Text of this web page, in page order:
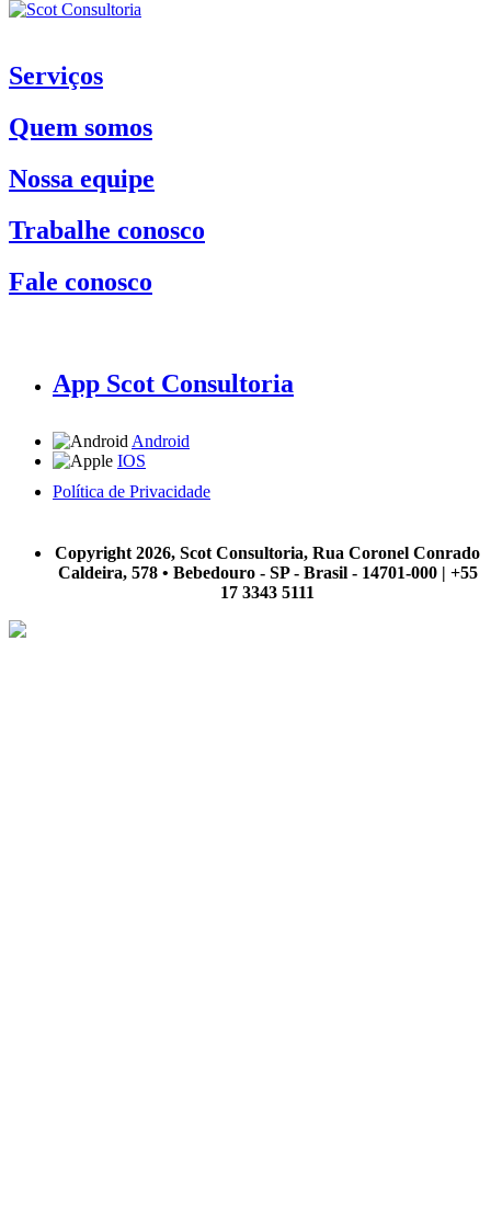
Serviços
Quem somos
Nossa equipe
Trabalhe conosco
Fale conosco
App Scot Consultoria
Android
IOS
Política de Privacidade
Copyright 2026, Scot Consultoria, Rua Coronel Conrado
Caldeira, 578 • Bebedouro - SP - Brasil - 14701-000 | +55
17 3343 5111